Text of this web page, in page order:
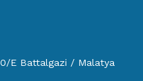
E Battalgazi / Malatya